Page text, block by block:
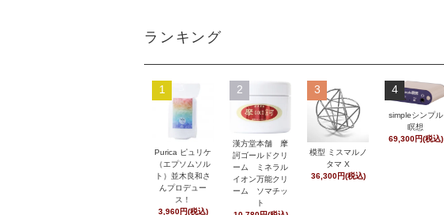
ランキング
1
Purica ピュリケ
（エプソムソル
ト）並木良和さ
んプロデュー
ス！
3,960円(税込)
2
漢方堂本舗 摩
訶ゴールドクリ
ーム ミネラル
イオン万能クリ
ーム ソマチッ
ト
3
模型 ミスマルノ
タマ X
36,300円(税込)
4
simpleシンプル
瞑想
69,300円(税込)